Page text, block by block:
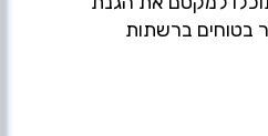
בטוחים ברשתות